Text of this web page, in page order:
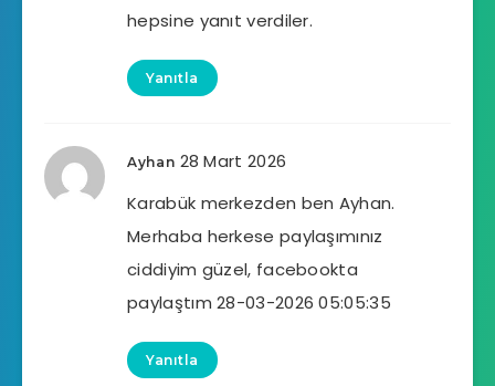
hepsine yanıt verdiler.
Yanıtla
Ayhan 28 Mart 2026
Karabük merkezden ben Ayhan.
Merhaba herkese paylaşımınız
ciddiyim güzel, facebookta
paylaştım 28-03-2026 05:05:35
Yanıtla